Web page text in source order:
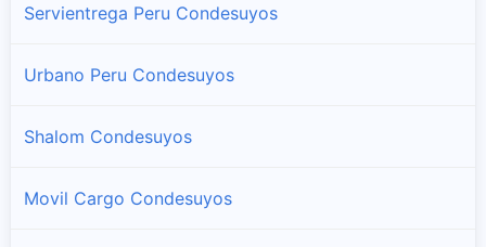
Salamanca
Sucursales y horarios Serpost en Yanaquihua
Servientrega Peru Condesuyos
Urbano Peru Condesuyos
Shalom Condesuyos
Movil Cargo Condesuyos